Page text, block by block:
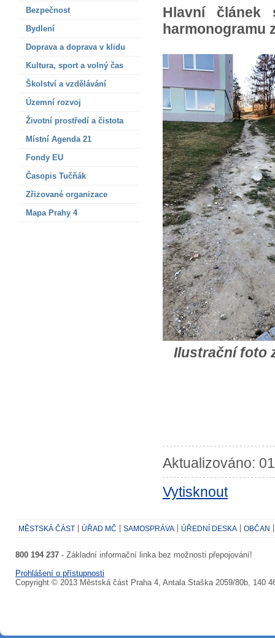
Bezpečnost
Bydlení
Doprava a doprava v klidu
Kultura, sport a volný čas
Školství a vzdělávání
Územní rozvoj
Životní prostředí a čistota
Místní Agenda 21
Fondy EU
Časopis Tučňák
Zřizované organizace
Mapa Prahy 4
Hlavní článek
harmonogramu
Ilustrační foto
Aktualizováno:
Vytisknout
MĚSTSKÁ ČÁST ÚŘAD MČ SAMOSPRÁVA ÚŘEDNÍ DESKA OBČAN
800 194 237 - Základní informační linka bez možnosti přepojování!
Prohlášení o přístupnosti
Copyright © 2013 Městská část Praha 4, Antala Staška 2059/80b, 140